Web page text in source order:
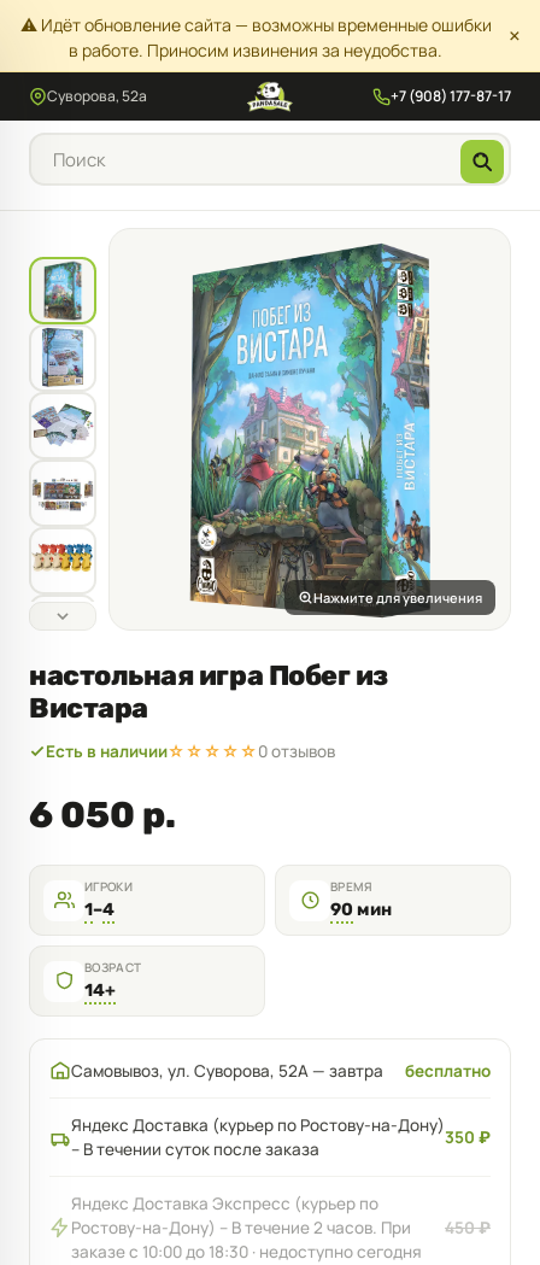
⚠️ Идёт обновление сайта — возможны временные ошибки
в работе. Приносим извинения за неудобства.
×
Суворова, 52а +7 (908) 177-87-17
Нажмите для увеличения
настольная игра Побег из
Вистара
Есть в наличии☆☆☆☆☆0 отзывов
6 050 р.
ИГРОКИ
1–4
ВРЕМЯ
90 мин
ВОЗРАСТ
14+
Самовывоз, ул. Суворова, 52А — завтра бесплатно
Яндекс Доставка (курьер по Ростову-на-Дону)
– В течении суток после заказа
350 ₽
Яндекс Доставка Экспресс (курьер по
Ростову-на-Дону) – В течение 2 часов. При
заказе с 10:00 до 18:30 · недоступно сегодня
450 ₽